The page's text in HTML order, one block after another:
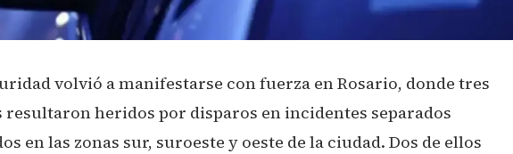
volvió a manifestarse con fuerza en Rosario, donde tres
resultaron heridos por disparos en incidentes separados
en las zonas sur, suroeste y oeste de la ciudad. Dos de ellos